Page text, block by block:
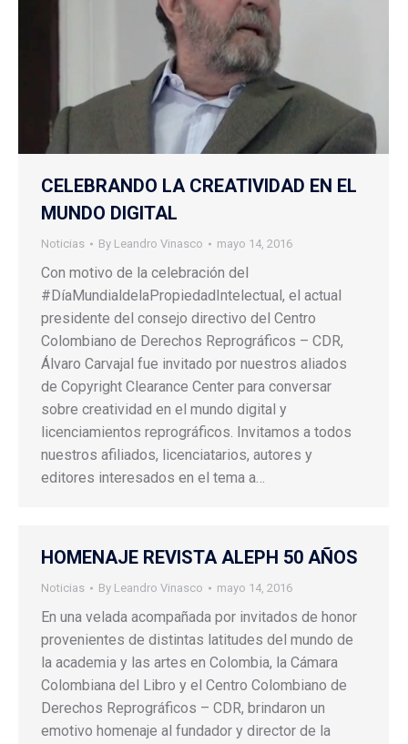
CELEBRANDO LA CREATIVIDAD EN EL
MUNDO DIGITAL
Noticias By Leandro Vinasco mayo 14, 2016
Con motivo de la celebración del
#‎DíaMundialdelaPropiedadIntelectual‬, el actual
presidente del consejo directivo del Centro
Colombiano de Derechos Reprográficos – CDR,
Álvaro Carvajal fue invitado por nuestros aliados
de Copyright Clearance Center para conversar
sobre creatividad en el mundo digital y
licenciamientos reprográficos. Invitamos a todos
nuestros afiliados, licenciatarios, autores y
editores interesados en el tema a…
HOMENAJE REVISTA ALEPH 50 AÑOS
Noticias By Leandro Vinasco mayo 14, 2016
En una velada acompañada por invitados de honor
provenientes de distintas latitudes del mundo de
la academia y las artes en Colombia, la Cámara
Colombiana del Libro y el Centro Colombiano de
Derechos Reprográficos – CDR, brindaron un
emotivo homenaje al fundador y director de la